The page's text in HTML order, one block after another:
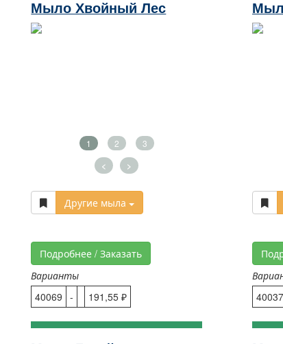
Мыло Хвойный Лес
1 2 3
< >
Другие мыла
Подробнее / Заказать
Варианты
40069
- 191,55 ₽
40037